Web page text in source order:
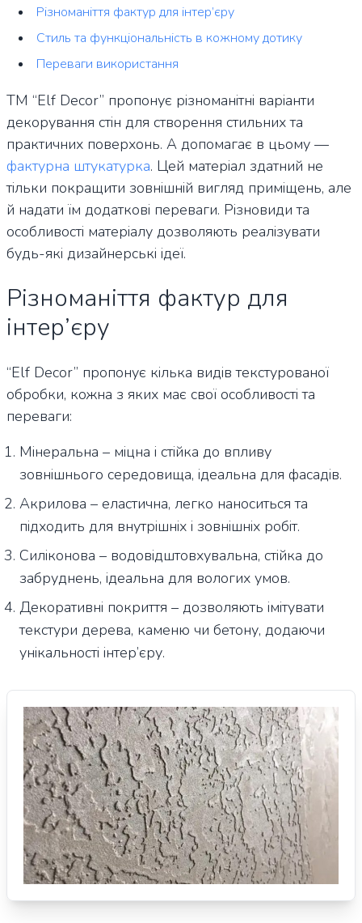
Різноманіття фактур для інтер’єру
Стиль та функціональність в кожному дотику
Переваги використання
ТМ “Elf Decor” пропонує різноманітні варіанти
декорування стін для створення стильних та
практичних поверхонь. А допомагає в цьому —
фактурна штукатурка. Цей матеріал здатний не
тільки покращити зовнішній вигляд приміщень, але
й надати їм додаткові переваги. Різновиди та
особливості матеріалу дозволяють реалізувати
будь-які дизайнерські ідеї.
Різноманіття фактур для
інтер’єру
“Elf Decor” пропонує кілька видів текстурованої
обробки, кожна з яких має свої особливості та
переваги:
Мінеральна – міцна і стійка до впливу
зовнішнього середовища, ідеальна для фасадів.
Акрилова – еластична, легко наноситься та
підходить для внутрішніх і зовнішніх робіт.
Силіконова – водовідштовхувальна, стійка до
забруднень, ідеальна для вологих умов.
Декоративні покриття – дозволяють імітувати
текстури дерева, каменю чи бетону, додаючи
унікальності інтер’єру.